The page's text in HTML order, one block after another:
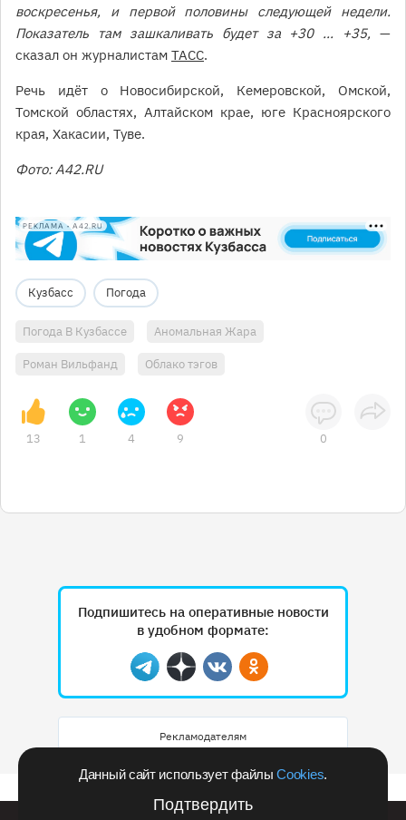
Данный сайт использует файлыCookies.
Подтвердить
воскресенья, и первой половины следующей недели.
Показатель там зашкаливать будет за +30 ... +35, —
сказал он журналистам ТАСС.
Речь идёт о Новосибирской, Кемеровской, Омской,
Томской областях, Алтайском крае, юге Красноярского
края, Хакасии, Туве.
Фото: A42.RU
РЕКЛАМА • A42.RU
Кузбасс Погода
Погода В Кузбассе Аномальная Жара
Роман Вильфанд Облако тэгов
13 1 4 9 0
Подпишитесь на оперативные новости
в удобном формате:
Telegram
ДзенВконтактеОдноклассники
Рекламодателям
Билайн запустил в Кемеровской области акцию с